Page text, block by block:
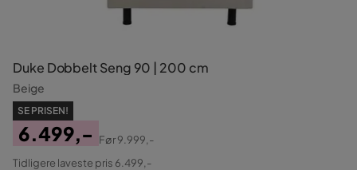
Duke Dobbelt Seng 90 | 200 cm
Beige
SE PRISEN!
Pris
6.499,-
Original
Før9.999,-
Tidligere laveste pris 6.499,-